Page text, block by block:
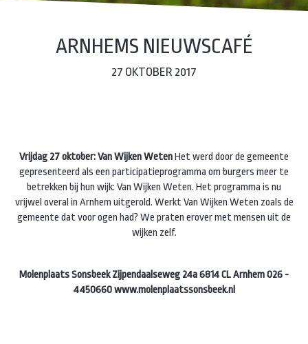
ARNHEMS NIEUWSCAFÉ
27 OKTOBER 2017
Vrijdag 27 oktober: Van Wijken WetenHet werd door de gemeente
gepresenteerd als een participatieprogramma om burgers meer te
betrekken bij hun wijk: Van Wijken Weten. Het programma is nu
vrijwel overal in Arnhem uitgerold. Werkt Van Wijken Weten zoals de
gemeente dat voor ogen had? We praten erover met mensen uit de
wijken zelf.
Molenplaats Sonsbeek Zijpendaalseweg 24a 6814 CL Arnhem 026 -
4450660www.molenplaatssonsbeek.nl